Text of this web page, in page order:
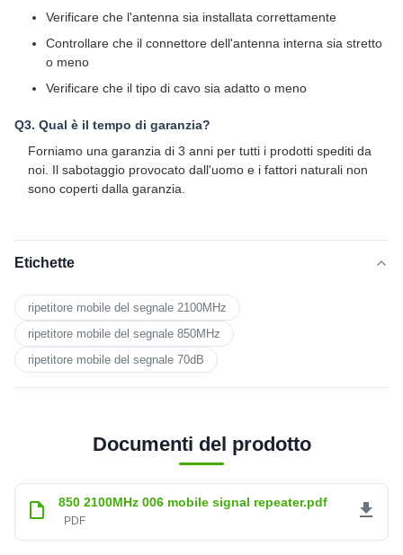
Verificare che l'antenna sia installata correttamente
Controllare che il connettore dell'antenna interna sia stretto
o meno
Verificare che il tipo di cavo sia adatto o meno
Q3. Qual è il tempo di garanzia?
Forniamo una garanzia di 3 anni per tutti i prodotti spediti da
noi. Il sabotaggio provocato dall'uomo e i fattori naturali non
sono coperti dalla garanzia.
Etichette
ripetitore mobile del segnale 2100MHz
ripetitore mobile del segnale 850MHz
ripetitore mobile del segnale 70dB
Documenti del prodotto
850 2100MHz 006 mobile signal repeater.pdf
PDF